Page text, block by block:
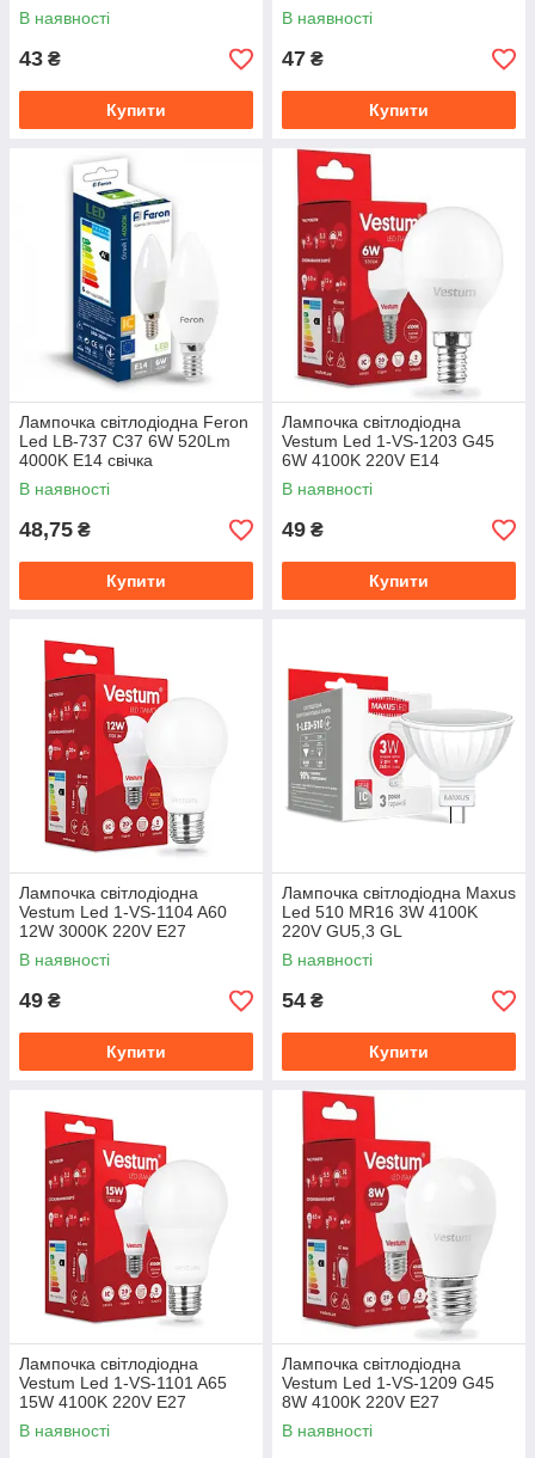
В наявності
43 ₴
Купити
В наявності
47 ₴
Купити
Лампочка світлодіодна Feron
Led LB-737 С37 6W 520Lm
4000K E14 свічка
В наявності
48,75 ₴
Купити
Лампочка світлодіодна
Vestum Led 1-VS-1203 G45
6W 4100K 220V E14
В наявності
49 ₴
Купити
Лампочка світлодіодна
Vestum Led 1-VS-1104 A60
12W 3000K 220V E27
В наявності
49 ₴
Купити
Лампочка світлодіодна Maxus
Led 510 MR16 3W 4100K
220V GU5,3 GL
В наявності
54 ₴
Купити
Лампочка світлодіодна
Vestum Led 1-VS-1101 A65
15W 4100K 220V E27
В наявності
Лампочка світлодіодна
Vestum Led 1-VS-1209 G45
8W 4100K 220V E27
В наявності